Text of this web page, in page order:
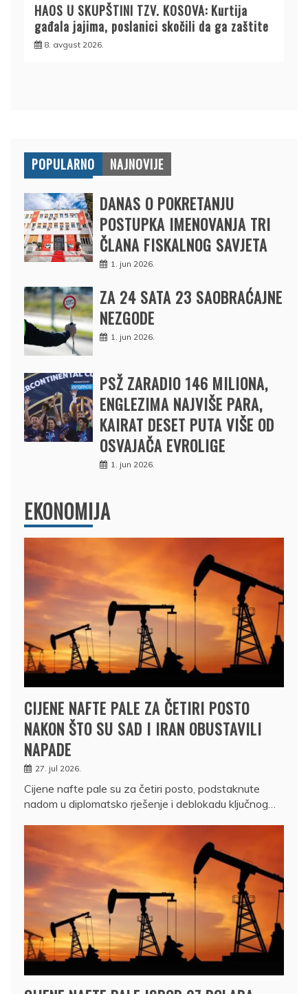
HAOS U SKUPŠTINI TZV. KOSOVA: Kurtija
gađala jajima, poslanici skočili da ga zaštite
8. avgust 2026.
POPULARNO NAJNOVIJE
DANAS O POKRETANJU
POSTUPKA IMENOVANJA TRI
ČLANA FISKALNOG SAVJETA
1. jun 2026.
ZA 24 SATA 23 SAOBRAĆAJNE
NEZGODE
1. jun 2026.
PSŽ ZARADIO 146 MILIONA,
ENGLEZIMA NAJVIŠE PARA,
KAIRAT DESET PUTA VIŠE OD
OSVAJAČA EVROLIGE
1. jun 2026.
EKONOMIJA
CIJENE NAFTE PALE ZA ČETIRI POSTO
NAKON ŠTO SU SAD I IRAN OBUSTAVILI
NAPADE
27. jul 2026.
Cijene nafte pale su za četiri posto, podstaknute
nadom u diplomatsko rješenje i deblokadu ključnog…